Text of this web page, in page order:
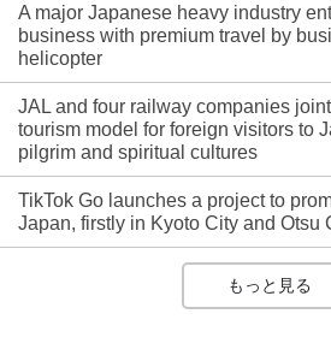
A major Japanese heavy industry
business with premium travel by
helicopter
JAL and four railway companies
tourism model for foreign visitors to
pilgrim and spiritual cultures
TikTok Go launches a project to
Japan, firstly in Kyoto City and Otsu
もっと見る